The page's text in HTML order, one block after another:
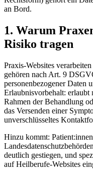
an Bord.
1. Warum
Risiko tragen
Praxis-Websites
gehören nach Art. 9
personenbezogener Daten
Erlaubnisvorbehalt:
Rahmen der Behandlung
das Versenden einer
unverschlüsseltes
Hinzu kommt:
deutlich gestiegen, und
auf Heilberufe-Websites